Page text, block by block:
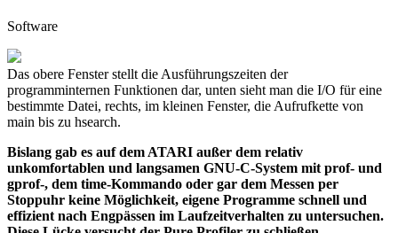
Software
Das obere Fenster stellt die Ausführungszeiten der
programminternen Funktionen dar, unten sieht man die I/O für eine
bestimmte Datei, rechts, im kleinen Fenster, die Aufrufkette von
main bis zu hsearch.
Bislang gab es auf dem ATARI außer dem relativ
unkomfortablen und langsamen GNU-C-System mit prof- und
gprof-, dem time-Kommando oder gar dem Messen per
Stoppuhr keine Möglichkeit, eigene Programme schnell und
effizient nach Engpässen im Laufzeitverhalten zu untersuchen.